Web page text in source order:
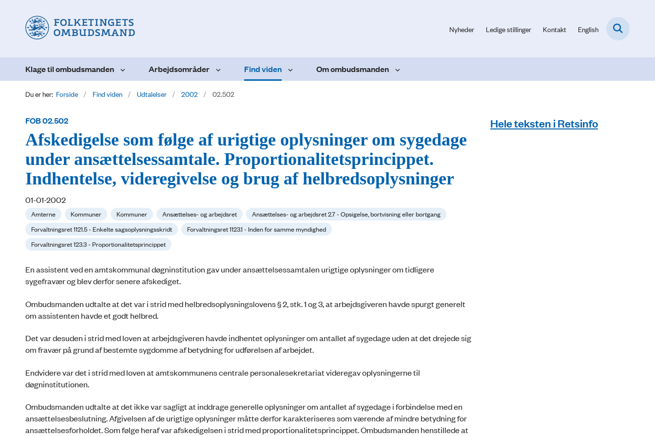
Nyheder Ledige stillinger Kontakt English
Klage til ombudsmanden Arbejdsområder Find viden Om ombudsmanden
Du er her: Forside Find viden Udtalelser 2002 02.502
FOB 02.502
Afskedigelse som følge af urigtige oplysninger om sygedage
under ansættelsessamtale. Proportionalitetsprincippet.
Indhentelse, videregivelse og brug af helbredsoplysninger
01-01-2002
Amterne Kommuner Kommuner Ansættelses- og arbejdsret
Ansættelses- og arbejdsret 2.7 - Opsigelse, bortvisning eller bortgang
Forvaltningsret 1121.5 - Enkelte sagsoplysningsskridt
Forvaltningsret 1123.1 - Inden for samme myndighed
Forvaltningsret 123.3 - Proportionalitetsprincippet
En assistent ved en amtskommunal døgninstitution gav under ansættelsessamtalen urigtige oplysninger om tidligere
sygefravær og blev derfor senere afskediget.
Ombudsmanden udtalte at det var i strid med helbredsoplysningslovens § 2, stk. 1 og 3, at arbejdsgiveren havde spurgt generelt
om assistenten havde et godt helbred.
Det var desuden i strid med loven at arbejdsgiveren havde indhentet oplysninger om antallet af sygedage uden at det drejede sig
om fravær på grund af bestemte sygdomme af betydning for udførelsen af arbejdet.
Endvidere var det i strid med loven at amtskommunens centrale personalesekretariat videregav oplysningerne til
døgninstitutionen.
Ombudsmanden udtalte at det ikke var sagligt at inddrage generelle oplysninger om antallet af sygedage i forbindelse med en
ansættelsesbeslutning. Afgivelsen af de urigtige oplysninger måtte derfor karakteriseres som værende af mindre betydning for
ansættelsesforholdet. Som følge heraf var afskedigelsen i strid med proportionalitetsprincippet. Ombudsmanden henstillede at
Hele teksten i Retsinfo